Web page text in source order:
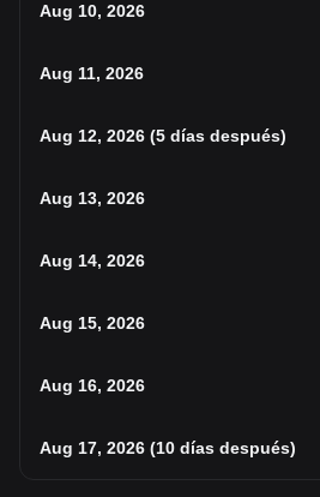
Aug 10, 2026
Aug 11, 2026
Aug 12, 2026 (5 días después)
Aug 13, 2026
Aug 14, 2026
Aug 15, 2026
Aug 16, 2026
Aug 17, 2026 (10 días después)